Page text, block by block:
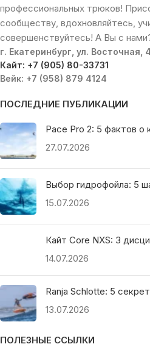
профессиональных трюков!
сообществу, вдохновляйтесь,
совершенствуйтесь! А Вы с
г. Екатеринбург, ул. Восточная,
Кайт: +7 (905) 80-33731
Вейк: +7 (958) 879 4124
ПОСЛЕДНИЕ ПУБЛИКАЦИИ
Pace Pro 2: 5 фактов о
27.07.2026
Выбор гидрофойла: 5
15.07.2026
Кайт Core NXS: 3
14.07.2026
Ranja Schlotte: 5
13.07.2026
ПОЛЕЗНЫЕ ССЫЛКИ